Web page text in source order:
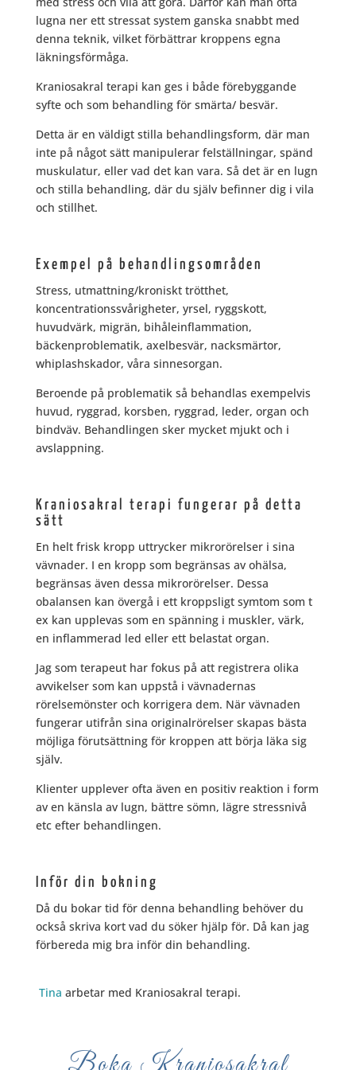
lugna ner ett stressat system ganska snabbt med
denna teknik, vilket förbättrar kroppens egna
läkningsförmåga.
Kraniosakral terapi kan ges i både förebyggande
syfte och som behandling för smärta/ besvär.
Detta är en väldigt stilla behandlingsform, där man
inte på något sätt manipulerar felställningar, spänd
muskulatur, eller vad det kan vara. Så det är en lugn
och stilla behandling, där du själv befinner dig i vila
och stillhet.
Exempel på behandlingsområden
Stress, utmattning/kroniskt trötthet,
koncentrationssvårigheter, yrsel, ryggskott,
huvudvärk, migrän, bihåleinflammation,
bäckenproblematik, axelbesvär, nacksmärtor,
whiplashskador, våra sinnesorgan.
Beroende på problematik så behandlas exempelvis
huvud, ryggrad, korsben, ryggrad, leder, organ och
bindväv. Behandlingen sker mycket mjukt och i
avslappning.
Kraniosakral terapi fungerar på detta
sätt
En helt frisk kropp uttrycker mikrorörelser i sina
vävnader. I en kropp som begränsas av ohälsa,
begränsas även dessa mikrorörelser. Dessa
obalansen kan övergå i ett kroppsligt symtom som t
ex kan upplevas som en spänning i muskler, värk,
en inflammerad led eller ett belastat organ.
Jag som terapeut har fokus på att registrera olika
avvikelser som kan uppstå i vävnadernas
rörelsemönster och korrigera dem. När vävnaden
fungerar utifrån sina originalrörelser skapas bästa
möjliga förutsättning för kroppen att börja läka sig
själv.
Klienter upplever ofta även en positiv reaktion i form
av en känsla av lugn, bättre sömn, lägre stressnivå
etc efter behandlingen.
Inför din bokning
Då du bokar tid för denna behandling behöver du
också skriva kort vad du söker hjälp för. Då kan jag
förbereda mig bra inför din behandling.
Tina arbetar med Kraniosakral terapi.